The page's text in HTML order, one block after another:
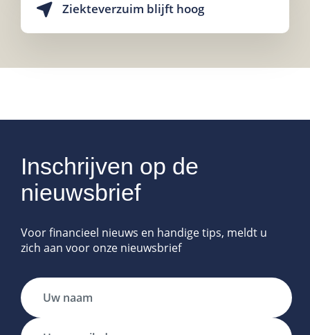
Ziekteverzuim blijft hoog
Inschrijven op de
nieuwsbrief
Voor financieel nieuws en handige tips, meldt u
zich aan voor onze nieuwsbrief